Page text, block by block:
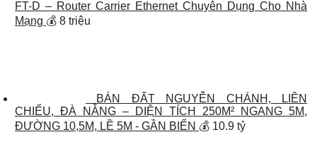
FT-D – Router Carrier Ethernet Chuyên Dụng Cho Nhà
Mạng 💰 8 triệu
BÁN ĐẤT NGUYỄN CHÁNH, LIÊN
CHIỂU, ĐÀ NẴNG – DIỆN TÍCH 250M² NGANG 5M,
ĐƯỜNG 10,5M, LỀ 5M - GẦN BIỂN 💰 10.9 tỷ